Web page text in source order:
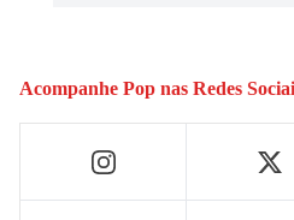
Acompanhe Pop nas Redes